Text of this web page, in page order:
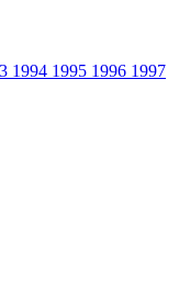
1994 1995 1996 1997